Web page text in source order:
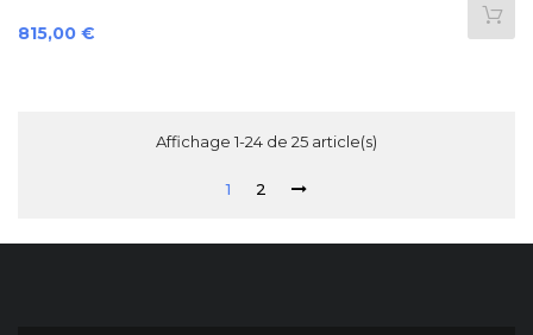
Prix
815,00 €
Affichage 1-24 de 25 article(s)
1 2